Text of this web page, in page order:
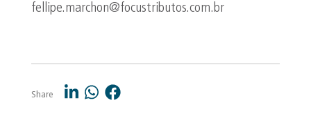
fellipe.marchon@focustributos.com.br
Share